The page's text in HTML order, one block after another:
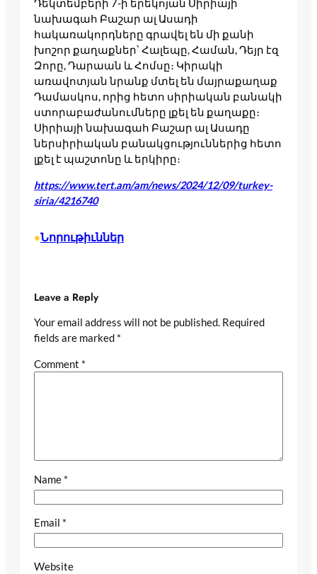
Դեկտեմբերի 7-ի երեկոյան Սիրիայի
նախագահ Բաշար ալ Ասադի
հակառակորդները գրավել են մի քանի
խոշոր քաղաքներ՝ Հալեպը, Համան, Դեյր էզ
Զորը, Դարաան և Հոմսը։ Կիրակի
առավոտյան նրանք մտել են մայրաքաղաք
Դամասկոս, որից հետո սիրիական բանակի
ստորաբաժանումները լքել են քաղաքը։
Սիրիայի նախագահ Բաշար ալ Ասադը
ներսիրիական բանակցություններից հետո
լքել է պաշտոնը և երկիրը։
https://www.tert.am/am/news/2024/12/09/turkey-
siria/4216740
•Նորութիւններ
Leave a Reply
Your email address will not be published. Required
fields are marked *
Comment *
Name *
Email *
Website